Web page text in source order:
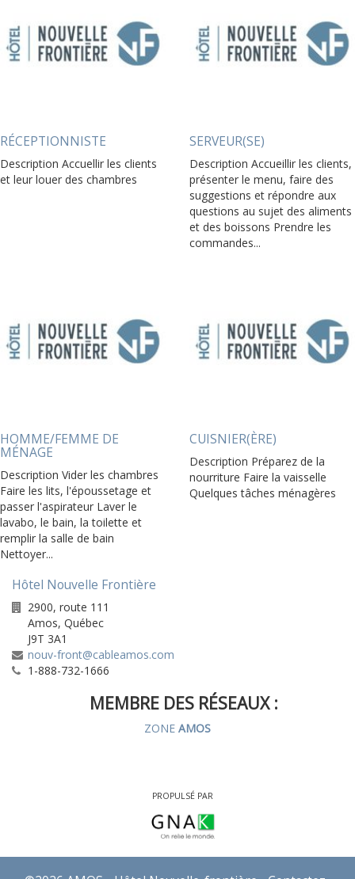
RÉCEPTIONNISTE
Description Accuellir les clients
et leur louer des chambres
SERVEUR(SE)
Description Accueillir les clients,
présenter le menu, faire des
suggestions et répondre aux
questions au sujet des aliments
et des boissons Prendre les
commandes...
HOMME/FEMME DE
MÉNAGE
Description Vider les chambres
Faire les lits, l'époussetage et
passer l'aspirateur Laver le
lavabo, le bain, la toilette et
remplir la salle de bain
Nettoyer...
CUISNIER(ÈRE)
Description Préparez de la
nourriture Faire la vaisselle
Quelques tâches ménagères
Hôtel Nouvelle Frontière
2900, route 111
Amos, Québec
J9T 3A1
nouv-front@cableamos.com
1-888-732-1666
MEMBRE DES RÉSEAUX :
ZONE AMOS
PROPULSÉ PAR